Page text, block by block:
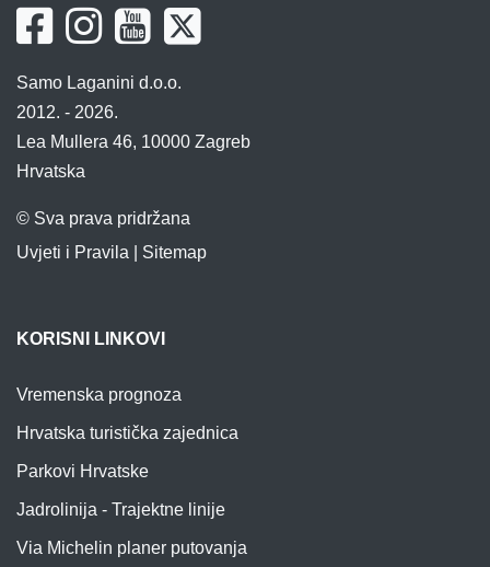
Samo Laganini d.o.o.
2012. - 2026.
Lea Mullera 46, 10000 Zagreb
Hrvatska
© Sva prava pridržana
Uvjeti i Pravila
Sitemap
KORISNI LINKOVI
Vremenska prognoza
Hrvatska turistička zajednica
Parkovi Hrvatske
Jadrolinija - Trajektne linije
Via Michelin planer putovanja